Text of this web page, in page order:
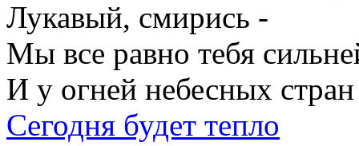
Лукавый, смирись -
Мы все равно тебя
И у огней небесных стран
Сегодня будет тепло